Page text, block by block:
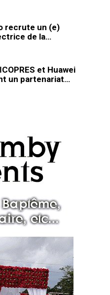
recrute un (e)
de la…
et Huawei
un partenariat…